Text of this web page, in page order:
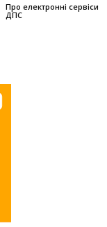
Про електронні сервіси
ДПС